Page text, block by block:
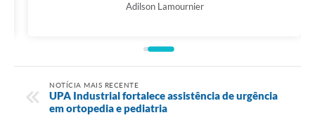
Adilson Lamournier
NOTÍCIA MAIS RECENTE
UPA Industrial fortalece assistência de urgência
em ortopedia e pediatria